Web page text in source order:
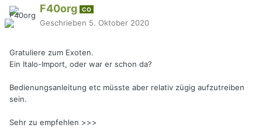
F40org CO
Geschrieben 5. Oktober 2020
Gratuliere zum Exoten.
Ein Italo-Import, oder war er schon da?
Bedienungsanleitung etc müsste aber relativ zügig aufzutreiben
sein.
Sehr zu empfehlen >>>